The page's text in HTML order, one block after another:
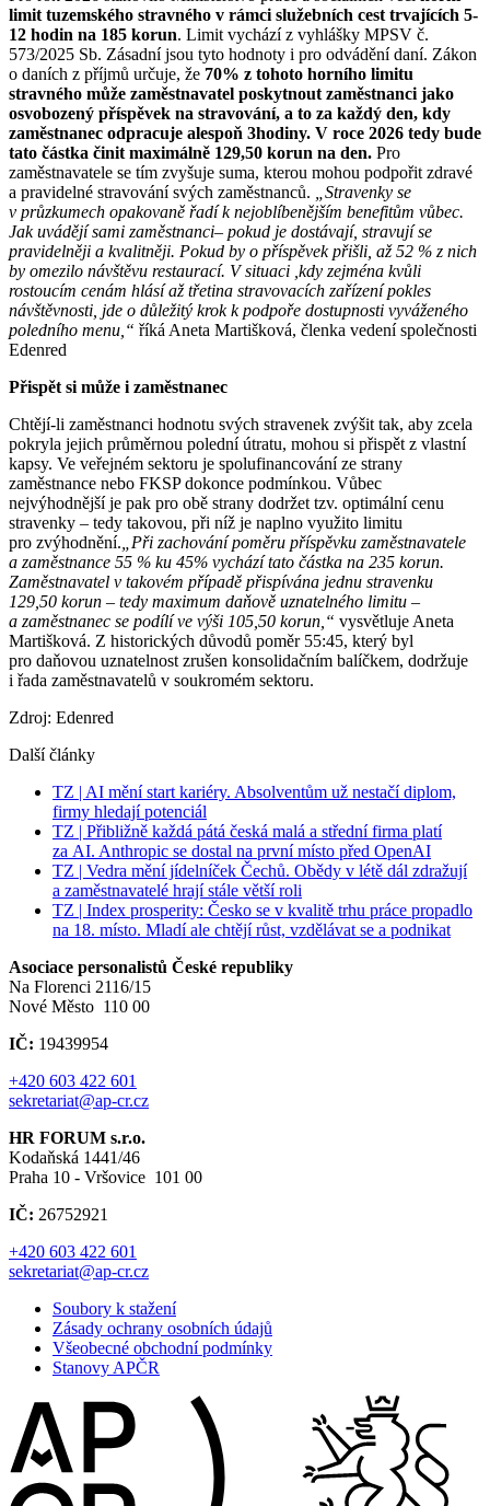
limit tuzemského stravného v rámci služebních cest trvajících 5-
12 hodin na 185 korun. Limit vychází z vyhlášky MPSV č.
573/2025 Sb. Zásadní jsou tyto hodnoty i pro odvádění daní. Zákon
o daních z příjmů určuje, že 70% z tohoto horního limitu
stravného může zaměstnavatel poskytnout zaměstnanci jako
osvobozený příspěvek na stravování, a to za každý den, kdy
zaměstnanec odpracuje alespoň 3hodiny. V roce 2026 tedy bude
tato částka činit maximálně 129,50 korun na den. Pro
zaměstnavatele se tím zvyšuje suma, kterou mohou podpořit zdravé
a pravidelné stravování svých zaměstnanců.
„Stravenky se
v průzkumech opakovaně řadí k nejoblíbenějším benefitům vůbec.
Jak uvádějí sami zaměstnanci– pokud je dostávají, stravují se
pravidelněji a kvalitněji. Pokud by o příspěvek přišli, až 52 % z nich
by omezilo návštěvu restaurací. V situaci ,kdy zejména kvůli
rostoucím cenám hlásí až třetina stravovacích zařízení pokles
návštěvnosti, jde o důležitý krok k podpoře dostupnosti vyváženého
poledního menu,“ říká Aneta Martišková, členka vedení společnosti
Edenred
Přispět si může i zaměstnanec
Chtějí-li zaměstnanci hodnotu svých stravenek zvýšit tak, aby zcela
pokryla jejich průměrnou polední útratu, mohou si přispět z vlastní
kapsy. Ve veřejném sektoru je spolufinancování ze strany
zaměstnance nebo FKSP dokonce podmínkou. Vůbec
nejvýhodnější je pak pro obě strany dodržet tzv. optimální cenu
stravenky – tedy takovou, při níž je naplno využito limitu
pro zvýhodnění. „Při zachování poměru příspěvku zaměstnavatele
a zaměstnance 55 % ku 45% vychází tato částka na 235 korun.
Zaměstnavatel v takovém případě přispívána jednu stravenku
129,50 korun – tedy maximum daňově uznatelného limitu –
a zaměstnanec se podílí ve výši 105,50 korun,“ vysvětluje Aneta
Martišková. Z historických důvodů poměr 55:45, který byl
pro daňovou uznatelnost zrušen konsolidačním balíčkem, dodržuje
i řada zaměstnavatelů v soukromém sektoru.
Zdroj: Edenred
Další články
TZ | AI mění start kariéry. Absolventům už nestačí diplom,
firmy hledají potenciál
TZ | Přibližně každá pátá česká malá a střední firma platí
za AI. Anthropic se dostal na první místo před OpenAI
TZ | Vedra mění jídelníček Čechů. Obědy v létě dál zdražují
a zaměstnavatelé hrají stále větší roli
TZ | Index prosperity: Česko se v kvalitě trhu práce propadlo
na 18. místo. Mladí ale chtějí růst, vzdělávat se a podnikat
Asociace personalistů České republiky
Na Florenci 2116/15
Nové Město 110 00
IČ: 19439954
+420 603 422 601
sekretariat@ap-cr.cz
HR FORUM s.r.o.
Kodaňská 1441/46
Praha 10 - Vršovice 101 00
IČ: 26752921
+420 603 422 601
sekretariat@ap-cr.cz
Soubory k stažení
Zásady ochrany osobních údajů
Všeobecné obchodní podmínky
Stanovy APČR